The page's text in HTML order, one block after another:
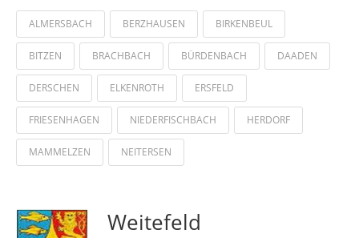
ALMERSBACH BERZHAUSEN BIRKENBEUL
BITZEN BRACHBACH BÜRDENBACH DAADEN
DERSCHEN ELKENROTH ERSFELD
FRIESENHAGEN NIEDERFISCHBACH HERDORF
MAMMELZEN NEITERSEN
Weitefeld